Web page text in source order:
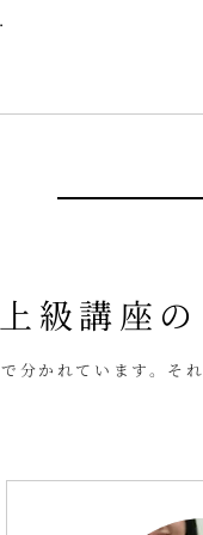
上級講座
分かれています。そ